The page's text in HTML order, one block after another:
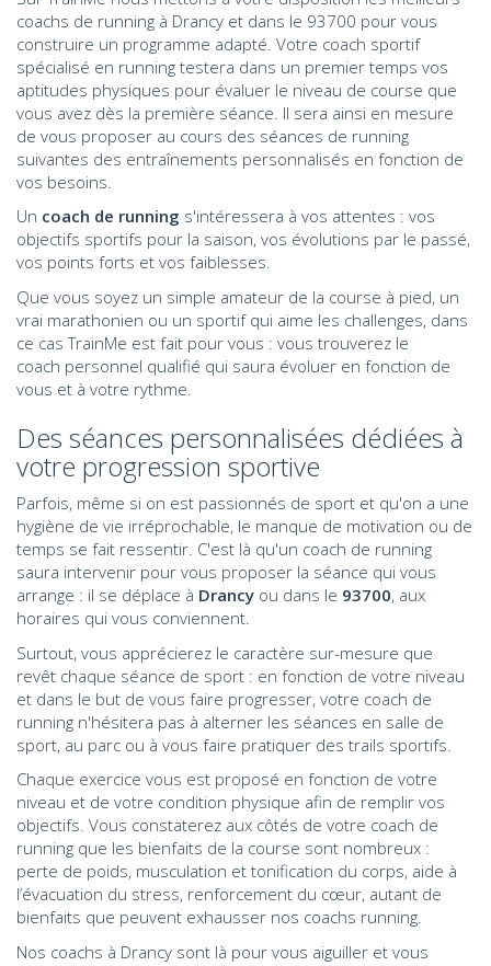
coachs de running à Drancy et dans le 93700 pour vous
construire un programme adapté. Votre coach sportif
spécialisé en running testera dans un premier temps vos
aptitudes physiques pour évaluer le niveau de course que
vous avez dès la première séance. Il sera ainsi en mesure
de vous proposer au cours des séances de running
suivantes des entraînements personnalisés en fonction de
vos besoins.
Un coach de running s'intéressera à vos attentes : vos
objectifs sportifs pour la saison, vos évolutions par le passé,
vos points forts et vos faiblesses.
Que vous soyez un simple amateur de la course à pied, un
vrai marathonien ou un sportif qui aime les challenges, dans
ce cas TrainMe est fait pour vous : vous trouverez le
coach personnel qualifié qui saura évoluer en fonction de
vous et à votre rythme.
Des séances personnalisées dédiées à
votre progression sportive
Parfois, même si on est passionnés de sport et qu'on a une
hygiène de vie irréprochable, le manque de motivation ou de
temps se fait ressentir. C'est là qu'un coach de running
saura intervenir pour vous proposer la séance qui vous
arrange : il se déplace à Drancy ou dans le 93700, aux
horaires qui vous conviennent.
Surtout, vous apprécierez le caractère sur-mesure que
revêt chaque séance de sport : en fonction de votre niveau
et dans le but de vous faire progresser, votre coach de
running n'hésitera pas à alterner les séances en salle de
sport, au parc ou à vous faire pratiquer des trails sportifs.
Chaque exercice vous est proposé en fonction de votre
niveau et de votre condition physique afin de remplir vos
objectifs. Vous constaterez aux côtés de votre coach de
running que les bienfaits de la course sont nombreux :
perte de poids, musculation et tonification du corps, aide à
l’évacuation du stress, renforcement du cœur, autant de
bienfaits que peuvent exhausser nos coachs running.
Nos coachs à Drancy sont là pour vous aiguiller et vous